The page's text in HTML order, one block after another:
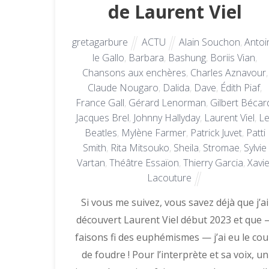
de Laurent Viel
gretagarbure ACTU Alain Souchon,
le Gallo, Barbara, Bashung, Boriis Vian,
Chansons aux enchères, Charles Aznavour,
Claude Nougaro, Dalida, Dave, Édith Piaf,
France Gall, Gérard Lenorman, Gilbert
Jacques Brel, Johnny Hallyday, Laurent Viel,
Beatles, Mylène Farmer, Patrick Juvet, Patti
Smith, Rita Mitsouko, Sheila, Stromae, Sylvie
Vartan, Théâtre Essaïon, Thierry Garcia,
Lacouture
Si vous me suivez, vous savez déjà que j’ai
découvert Laurent Viel début 2023 et que
faisons fi des euphémismes — j’ai eu le
de foudre ! Pour l’interprète et sa voix, un